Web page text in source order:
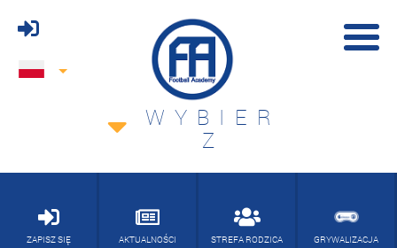
WYBIER
Z
ZAPISZ SIĘ AKTUALNOŚCI STREFA RODZICA GRYWALIZACJA